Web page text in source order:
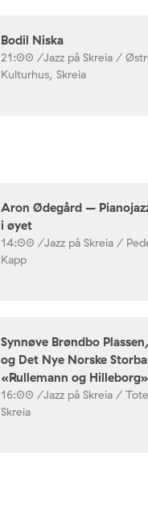
Bodil Niska
21:00 /Jazz på Skreia /
Kulturhus, Skreia
Aron Ødegård –
i øyet
14:00 /Jazz på Skreia /
Kapp
Synnøve Brøndbo
og Det Nye Norske
«Rullemann og Hilleborg»
16:00 /Jazz på Skreia /
Skreia